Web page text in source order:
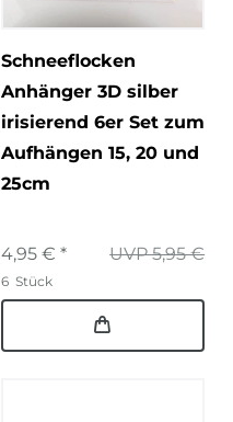
Schneeflocken
Anhänger 3D silber
irisierend 6er Set zum
Aufhängen 15, 20 und
25cm
UVP 5,95 €
4,95 € *
6 Stück